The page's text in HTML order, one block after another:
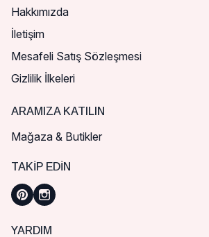
Hakkımızda
İletişim
Mesafeli Satış Sözleşmesi
Gizlilik İlkeleri
ARAMIZA KATILIN
Mağaza & Butikler
TAKIP EDIN
YARDIM